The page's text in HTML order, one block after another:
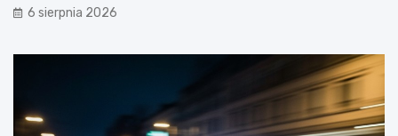
6 sierpnia 2026